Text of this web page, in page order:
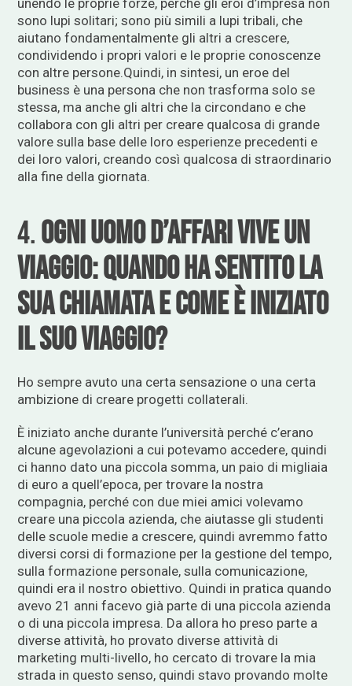
sono lupi solitari; sono più simili a lupi tribali, che
aiutano fondamentalmente gli altri a crescere,
condividendo i propri valori e le proprie conoscenze
con altre persone.Quindi, in sintesi, un eroe del
business è una persona che non trasforma solo se
stessa, ma anche gli altri che la circondano e che
collabora con gli altri per creare qualcosa di grande
valore sulla base delle loro esperienze precedenti e
dei loro valori, creando così qualcosa di straordinario
alla fine della giornata.
4.Ogni uomo d’affari vive un
viaggio: quando ha sentito la
sua chiamata e come è iniziato
il suo viaggio?
Ho sempre avuto una certa sensazione o una certa
ambizione di creare progetti collaterali.
È iniziato anche durante l’università perché c’erano
alcune agevolazioni a cui potevamo accedere, quindi
ci hanno dato una piccola somma, un paio di migliaia
di euro a quell’epoca, per trovare la nostra
compagnia, perché con due miei amici volevamo
creare una piccola azienda, che aiutasse gli studenti
delle scuole medie a crescere, quindi avremmo fatto
diversi corsi di formazione per la gestione del tempo,
sulla formazione personale, sulla comunicazione,
quindi era il nostro obiettivo. Quindi in pratica quando
avevo 21 anni facevo già parte di una piccola azienda
o di una piccola impresa. Da allora ho preso parte a
diverse attività, ho provato diverse attività di
marketing multi-livello, ho cercato di trovare la mia
strada in questo senso, quindi stavo provando molte